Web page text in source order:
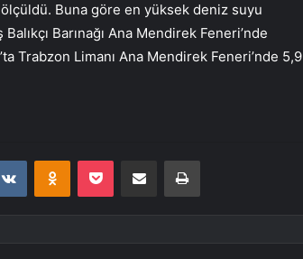
ölçüldü. Buna göre en yüksek deniz suyu
Barınağı Ana Mendirek Feneri’nde
Trabzon Limanı Ana Mendirek Feneri’nde 5,9
VKontakteOdnoklassniki
Pocket E-Posta ile paylaş Yazdır